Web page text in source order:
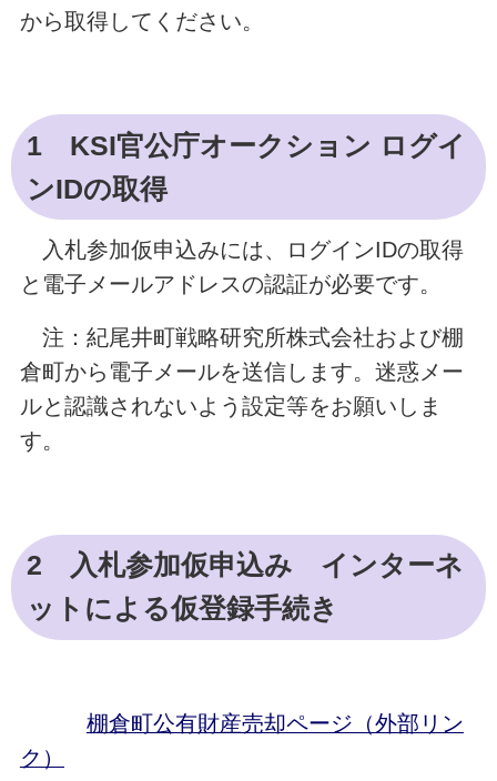
から取得してください。
1 KSI官公庁オークション ログイ
ンIDの取得
入札参加仮申込みには、ログインIDの取得
と電子メールアドレスの認証が必要です。
注：紀尾井町戦略研究所株式会社および棚
倉町から電子メールを送信します。迷惑メー
ルと認識されないよう設定等をお願いしま
す。
2 入札参加仮申込み インターネ
ットによる仮登録手続き
棚倉町公有財産売却ページ（外部リン
ク）